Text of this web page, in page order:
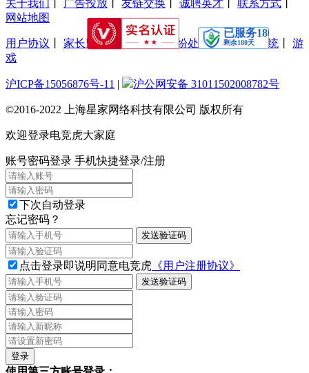
关于我们 广告投放 友链交换 诚聘英才 联系方式
网站地图
用户协议 家长监护工程丨 交易纠纷处理丨 防沉迷系统
游
戏
沪ICP备15056876号-11 | 沪公网安备 31011502008782号
©2016-2022 上海星家网络科技有限公司 版权所有
欢迎登录电竞虎大家庭
账号密码登录 手机快捷登录/注册
下次自动登录
忘记密码？
发送验证码
点击登录即说明同意电竞虎 《用户注册协议》
发送验证码